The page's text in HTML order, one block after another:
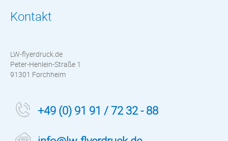
Kontakt
LW-flyerdruck.de
Peter-Henlein-Straße 1
91301 Forchheim
+49 (0) 91 91 / 72 32 - 88